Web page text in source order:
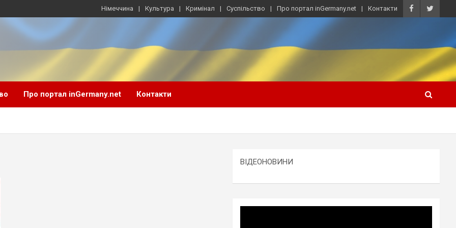
Німеччина Культура Кримінал Суспільство Про портал inGermany.net Контакти
Про портал inGermany.net Контакти
ВІДЕОНОВИНИ